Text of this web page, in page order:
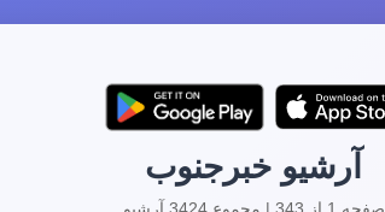
آرشیو خبرجنوب